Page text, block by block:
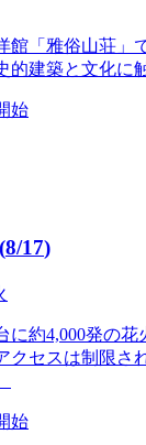
館「雅俗山荘」
的建築と文化に
始
(8/17)
に約4,000発の
クセスは制限さ
始